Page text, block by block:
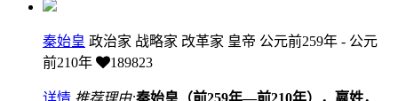
秦始皇 政治家 战略家 改革家 皇帝 公元前259年 - 公元
前210年
189823
详情 推荐理由:秦始皇（前259年—前210年），嬴姓，